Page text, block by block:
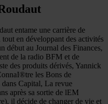
entame une carrière de
en développant des activités
début au Journal des Finances,
de la radio BFM et de
des produits dérivés, Yannick
les Bons de
Capital, La revue
après sa sortie de lEM
il décide de changer de vie et